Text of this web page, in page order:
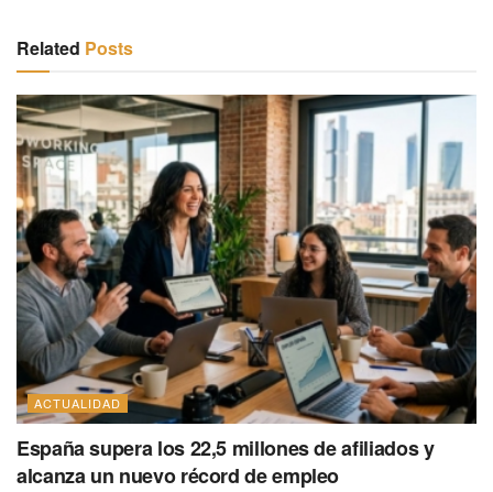
Related Posts
ACTUALIDAD
España supera los 22,5 millones de afiliados y
alcanza un nuevo récord de empleo